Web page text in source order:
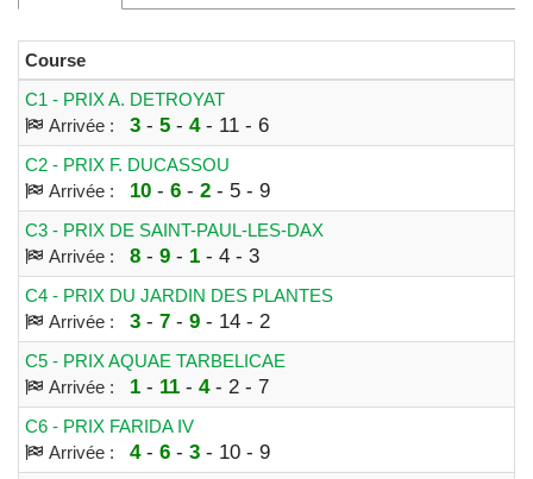
Course
C1 - PRIX A. DETROYAT
Arrivée :
3- 5- 4- 11 - 6
C2 - PRIX F. DUCASSOU
Arrivée :
10- 6- 2- 5 - 9
C3 - PRIX DE SAINT-PAUL-LES-DAX
Arrivée :
8- 9- 1 - 4 - 3
C4 - PRIX DU JARDIN DES PLANTES
Arrivée :
3- 7- 9- 14 - 2
C5 - PRIX AQUAE TARBELICAE
Arrivée :
1 - 11 - 4- 2 - 7
C6 - PRIX FARIDA IV
Arrivée :
4- 6- 3- 10 - 9